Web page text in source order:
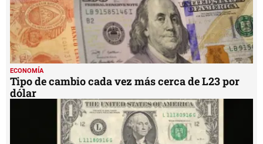
ECONOMÍA
Tipo de cambio cada vez más cerca de L23 por
dólar